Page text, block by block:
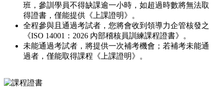
班，參訓學員不得缺課逾一小時，如超過時數將無法取
得證書，僅能提供《上課證明》。
全程參與且通過考試者，您將會收到領導力企管核發之
《ISO 14001：2026 內部稽核員訓練課程證書》。
未能通過考試者，將提供一次補考機會；若補考未能通
過者，僅能取得課程《上課證明》。